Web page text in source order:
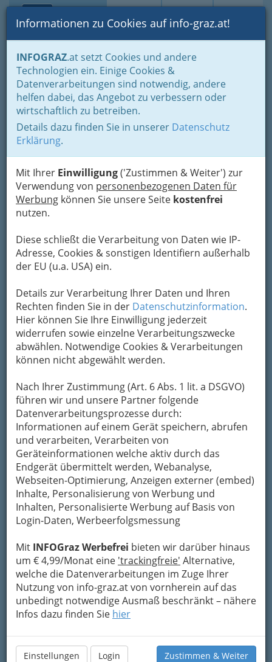
Suche Login Toggle
Informationen zu Cookies auf info-graz.at!
INFOGRAZ.at setzt Cookies und andere
Technologien ein. Einige Cookies &
Datenverarbeitungen sind notwendig, andere
helfen dabei, das Angebot zu verbessern oder
wirtschaftlich zu betreiben.
Details dazu finden Sie in unserer Datenschutz
Erklärung.
Mit Ihrer Einwilligung('Zustimmen & Weiter') zur
Verwendung von personenbezogenen Daten für
Werbung können Sie unsere Seite kostenfrei
nutzen.
Diese schließt die Verarbeitung von Daten wie IP-
Adresse, Cookies & sonstigen Identifiern außerhalb
der EU (u.a. USA) ein.
Details zur Verarbeitung Ihrer Daten und Ihren
Rechten finden Sie in der Datenschutzinformation.
Hier können Sie Ihre Einwilligung jederzeit
widerrufen sowie einzelne Verarbeitungszwecke
abwählen. Notwendige Cookies & Verarbeitungen
können nicht abgewählt werden.
Nach Ihrer Zustimmung (Art. 6 Abs. 1 lit. a DSGVO)
führen wir und unsere Partner folgende
Datenverarbeitungsprozesse durch:
Informationen auf einem Gerät speichern, abrufen
und verarbeiten, Verarbeiten von
Geräteinformationen welche aktiv durch das
Endgerät übermittelt werden, Webanalyse,
Webseiten-Optimierung, Anzeigen externer (embed)
Inhalte, Personalisierung von Werbung und
Inhalten, Personalisierte Werbung auf Basis von
Login-Daten, Werbeerfolgsmessung
Mit INFOGraz Werbefrei bieten wir darüber hinaus
um € 4,99/Monat eine 'trackingfreie' Alternative,
welche die Datenverarbeitungen im Zuge Ihrer
Nutzung von info-graz.at von vornherein auf das
unbedingt notwendige Ausmaß beschränkt – nähere
Infos dazu finden Sie hier
Einstellungen Login Zustimmen & Weiter
Home Branchen
Wellness & Beauty
Beautysalons Graz und Umgebung
Harmonie
Burenstraße 47, 8020 Graz
+43 316 586 850
Karte
Adresse mit Google Maps anschauen
Navigation
Umgebung
Dampfbad & Sauna
Friseure Graz und
Friseurinnen - perfekte
Frisuren